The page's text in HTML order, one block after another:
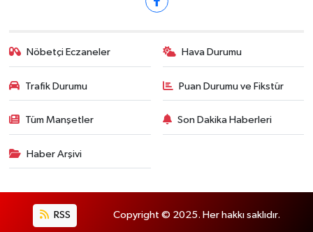
Nöbetçi Eczaneler Hava Durumu
Trafik Durumu Puan Durumu ve Fikstür
Tüm Manşetler Son Dakika Haberleri
Haber Arşivi
RSS Copyright © 2025. Her hakkı saklıdır.